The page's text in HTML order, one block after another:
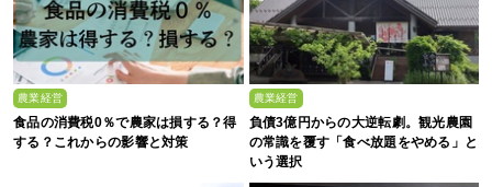
農業経営
食品の消費税0％で農家は損する？得
する？これからの影響と対策
農業経営
負債3億円からの大逆転劇。観光農園
の常識を覆す「食べ放題をやめる」と
いう選択